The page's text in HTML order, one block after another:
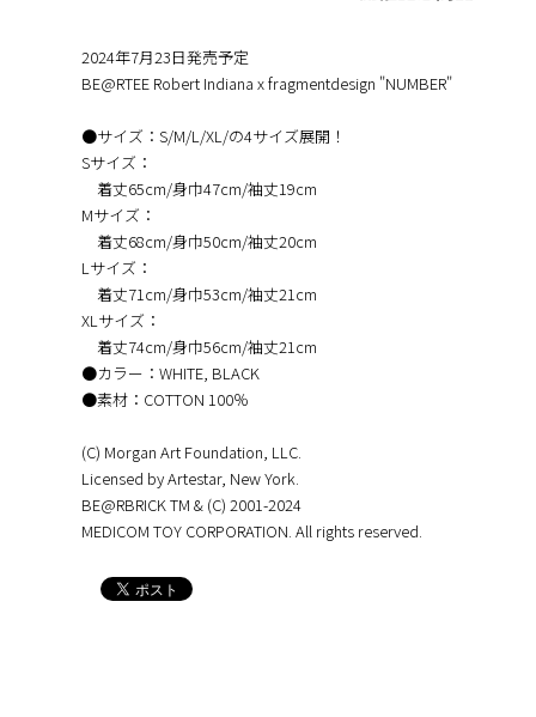
2024年7月23日発売予定
BE@RTEE Robert Indiana x fragmentdesign "NUMBER"
●サイズ：S/M/L/XL/の4サイズ展開！
Sサイズ：
着丈65cm/身巾47cm/袖丈19cm
Mサイズ：
着丈68cm/身巾50cm/袖丈20cm
Lサイズ：
着丈71cm/身巾53cm/袖丈21cm
XLサイズ：
着丈74cm/身巾56cm/袖丈21cm
●カラー：WHITE, BLACK
●素材：COTTON 100％
(C) Morgan Art Foundation, LLC.
Licensed by Artestar, New York.
BE@RBRICK TM & (C) 2001-2024
MEDICOM TOY CORPORATION. All rights reserved.